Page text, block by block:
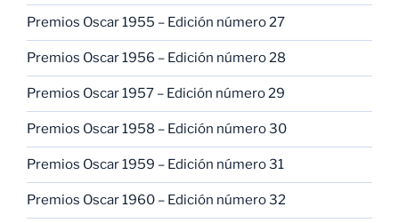
Premios Oscar 1955 – Edición número 27
Premios Oscar 1956 – Edición número 28
Premios Oscar 1957 – Edición número 29
Premios Oscar 1958 – Edición número 30
Premios Oscar 1959 – Edición número 31
Premios Oscar 1960 – Edición número 32